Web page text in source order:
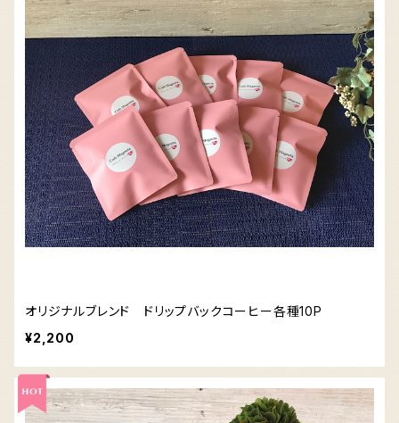
オリジナルブレンド ドリップバックコーヒー各種10P
¥2,200